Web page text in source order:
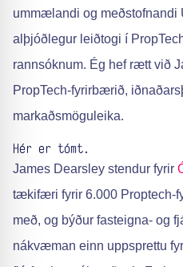
ummælandi og meðstofnandi
alþjóðlegur leiðtogi í
rannsóknum. Ég hef rætt við
PropTech-fyrirbærið,
markaðsmöguleika.
Hér er tómt.
James Dearsley stendur fyrir
tækifæri fyrir 6.000 Proptech-
með, og býður fasteigna- og
nákvæman einn uppsprettu